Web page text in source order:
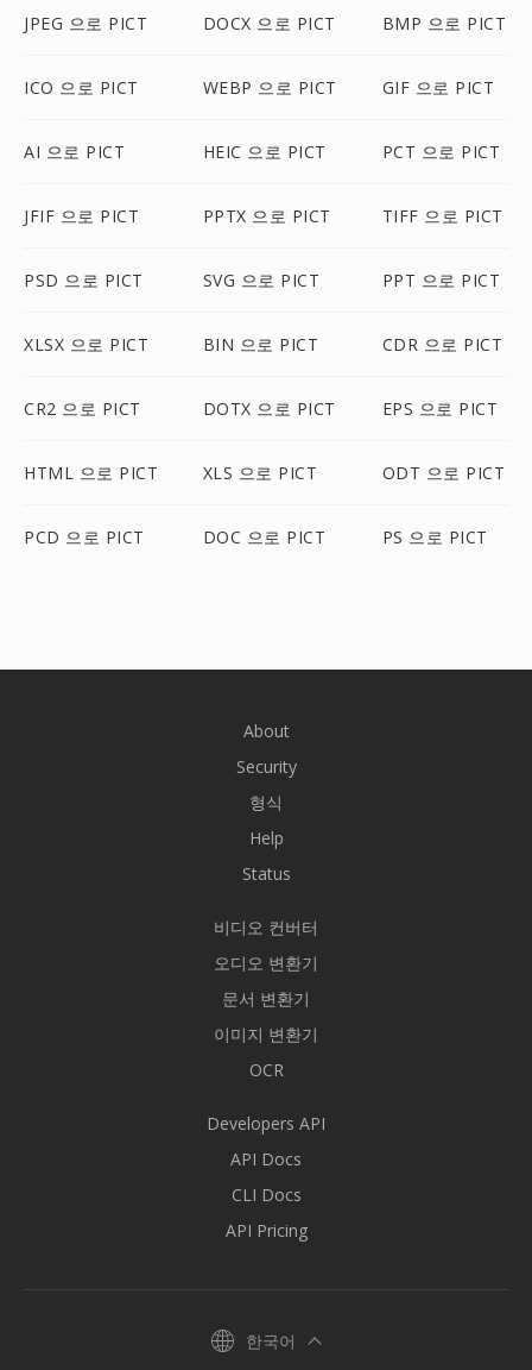
JPEG 으로 PICT DOCX 으로 PICT BMP 으로 PICT
ICO 으로 PICT WEBP 으로 PICT GIF 으로 PICT
AI 으로 PICT HEIC 으로 PICT PCT 으로 PICT
JFIF 으로 PICT PPTX 으로 PICT TIFF 으로 PICT
PSD 으로 PICT SVG 으로 PICT PPT 으로 PICT
XLSX 으로 PICT BIN 으로 PICT CDR 으로 PICT
CR2 으로 PICT DOTX 으로 PICT EPS 으로 PICT
HTML 으로 PICT XLS 으로 PICT ODT 으로 PICT
PCD 으로 PICT DOC 으로 PICT PS 으로 PICT
About
Security
형식
Help
Status
비디오 컨버터
오디오 변환기
문서 변환기
이미지 변환기
OCR
Developers API
API Docs
CLI Docs
API Pricing
한국어